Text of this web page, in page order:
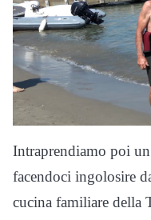
Intraprendiamo poi
facendoci ingolosire
cucina familiare della